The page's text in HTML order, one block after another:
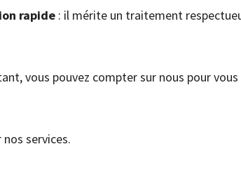
rapide: il mérite un traitement
vous pouvez compter sur nous pour vous
services.